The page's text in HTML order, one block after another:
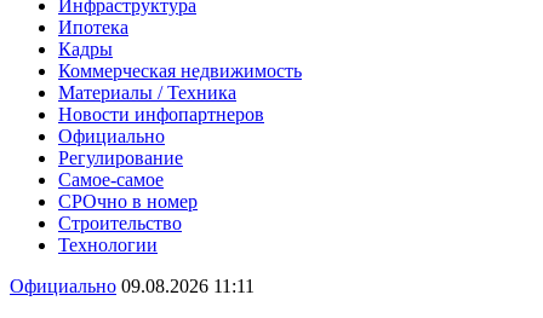
Инфраструктура
Ипотека
Кадры
Коммерческая недвижимость
Материалы / Техника
Новости инфопартнеров
Официально
Регулирование
Самое-самое
СРОчно в номер
Строительство
Технологии
Официально 09.08.2026 11:11